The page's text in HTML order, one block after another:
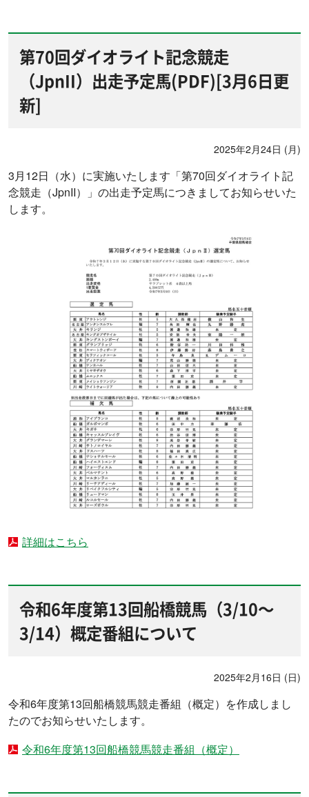
第70回ダイオライト記念競走
（JpnII）出走予定馬(PDF)[3月6日更
新]
2025年2月24日 (月)
3月12日（水）に実施いたします「第70回ダイオライト記
念競走（JpnII）」の出走予定馬につきましてお知らせいた
します。
詳細はこちら
令和6年度第13回船橋競馬（3/10～
3/14）概定番組について
2025年2月16日 (日)
令和6年度第13回船橋競馬競走番組（概定）を作成しまし
たのでお知らせいたします。
令和6年度第13回船橋競馬競走番組（概定）